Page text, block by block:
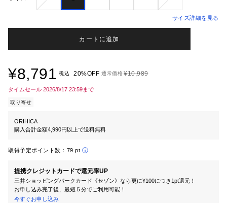
サイズ詳細を見る
カートに追加
¥8,791 税込 20%OFF 通常価格¥10,989
タイムセール 2026/8/17 23:59まで
取り寄せ
ORIHICA
購入合計金額4,990円以上で送料無料
取得予定ポイント数： 79 pt
提携クレジットカードで還元率UP
三井ショッピングパークカード《セゾン》なら更に¥100につき1pt還元！
お申し込み完了後、最短５分でご利用可能！
今すぐお申し込み